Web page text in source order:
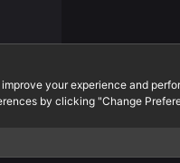
your experience and
by clicking "Change